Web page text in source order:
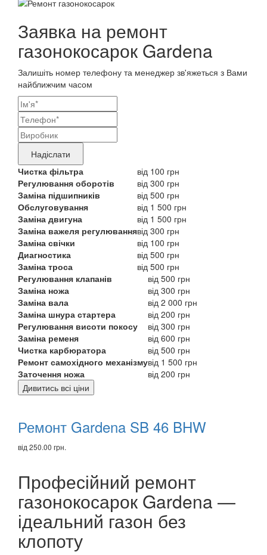
Заявка на ремонт
газонокосарок Gardena
Залишіть номер телефону та менеджер зв'яжеться з Вами
найближчим часом
Ваші
контактні
дані
Назва
бренду
продукту,
що
потребує
ремонту
Надіслати
Чистка фільтра
від 100 грн
Регулювання оборотів
від 300 грн
Заміна підшипників
від 500 грн
Обслуговування
від 1 500 грн
Заміна двигуна
від 1 500 грн
Заміна важеля регулюваннявід 300 грн
Заміна свічки
від 100 грн
Диагностика
від 500 грн
Заміна троса
від 500 грн
Регулювання клапанів
від 500 грн
Заміна ножа
від 300 грн
Заміна вала
від 2 000 грн
Заміна шнура стартера
від 200 грн
Регулювання висоти покосу
від 300 грн
Заміна ременя
від 600 грн
Чистка карбюратора
від 500 грн
Ремонт самохідного механізмувід 1 500 грн
Заточення ножа
від 200 грн
Дивитись всі ціни
товари
Ремонт Gardena SB 46 BHW
від 250.00 грн.
Професійний ремонт
газонокосарок Gardena —
ідеальний газон без
клопоту